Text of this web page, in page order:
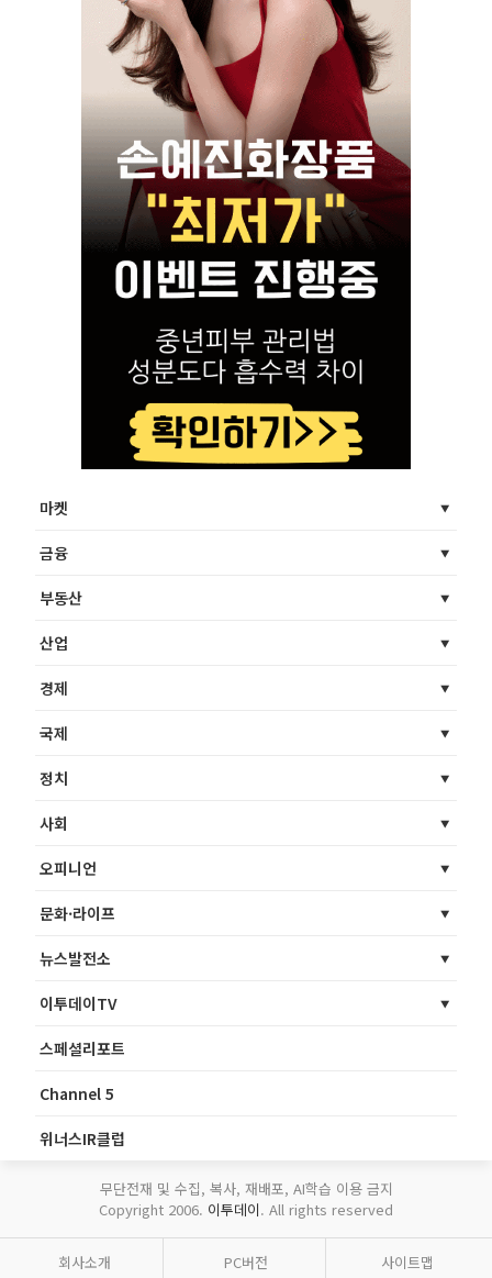
마켓
금융
부동산
산업
경제
국제
정치
사회
오피니언
문화·라이프
뉴스발전소
이투데이TV
스페셜리포트
Channel 5
위너스IR클럽
무단전재 및 수집, 복사, 재배포, AI학습 이용 금지
Copyright 2006. 이투데이. All rights reserved
회사소개 PC버전 사이트맵